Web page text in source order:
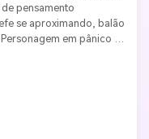
pensamento
se aproximando, balão
Personagem em pânico
Arte limpa, estilo